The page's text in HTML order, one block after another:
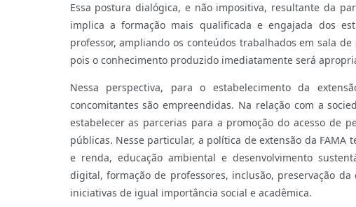
Essa postura dialógica, e não impositiva, resultante da
implica a formação mais qualificada e engajada dos
professor, ampliando os conteúdos trabalhados em sala
pois o conhecimento produzido imediatamente será
Nessa perspectiva, para o estabelecimento da
concomitantes são empreendidas. Na relação com a
estabelecer as parcerias para a promoção do acesso de
públicas. Nesse particular, a política de extensão da
e renda, educação ambiental e desenvolvimento
digital, formação de professores, inclusão, preservação
iniciativas de igual importância social e acadêmica.